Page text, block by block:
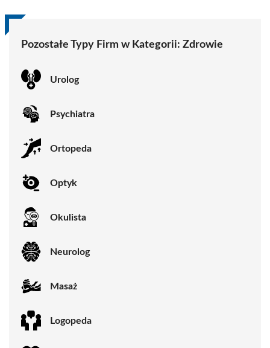
Pozostałe Typy Firm w Kategorii: Zdrowie
Urolog
Psychiatra
Ortopeda
Optyk
Okulista
Neurolog
Masaż
Logopeda